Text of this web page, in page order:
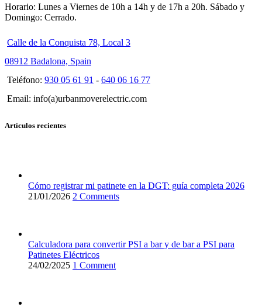
Horario: Lunes a Viernes de 10h a 14h y de 17h a 20h. Sábado y
Domingo: Cerrado.
Calle de la Conquista 78, Local 3
08912 Badalona, Spain
Teléfono: 930 05 61 91 - 640 06 16 77
Email: info(a)urbanmoverelectric.com
Artículos recientes
Cómo registrar mi patinete en la DGT: guía completa 2026
21/01/2026 2 Comments
Calculadora para convertir PSI a bar y de bar a PSI para
Patinetes Eléctricos
24/02/2025 1 Comment